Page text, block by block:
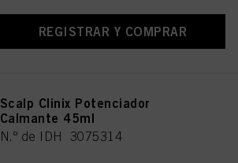
REGISTRAR Y COMPRAR
Scalp Clinix Potenciador
Calmante 45ml
N.º de IDH 3075314